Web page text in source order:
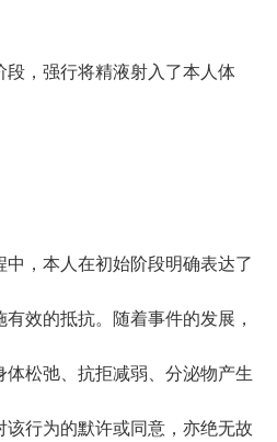
，强行将精液射入了本人体
，本人在初始阶段明确表达了
效的抵抗。随着事件的发展，
松弛、抗拒减弱、分泌物产生
该行为的默许或同意，亦绝无故